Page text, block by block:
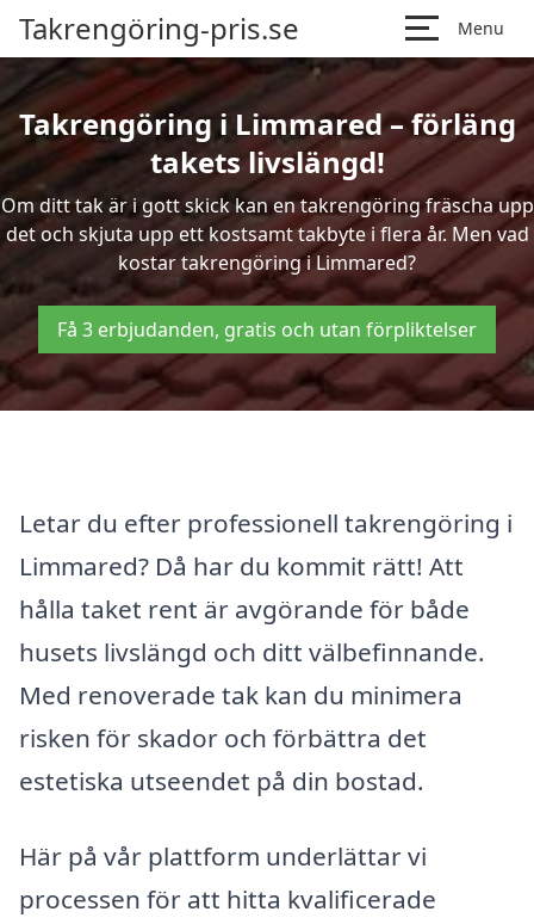
Takrengöring-pris.se Menu
Takrengöring i Limmared – förläng
takets livslängd!
Om ditt tak är i gott skick kan en takrengöring fräscha upp
det och skjuta upp ett kostsamt takbyte i flera år. Men vad
kostar takrengöring i Limmared?
Få 3 erbjudanden, gratis och utan förpliktelser
Letar du efter professionell takrengöring i
Limmared? Då har du kommit rätt! Att
hålla taket rent är avgörande för både
husets livslängd och ditt välbefinnande.
Med renoverade tak kan du minimera
risken för skador och förbättra det
estetiska utseendet på din bostad.
Här på vår plattform underlättar vi
processen för att hitta kvalificerade